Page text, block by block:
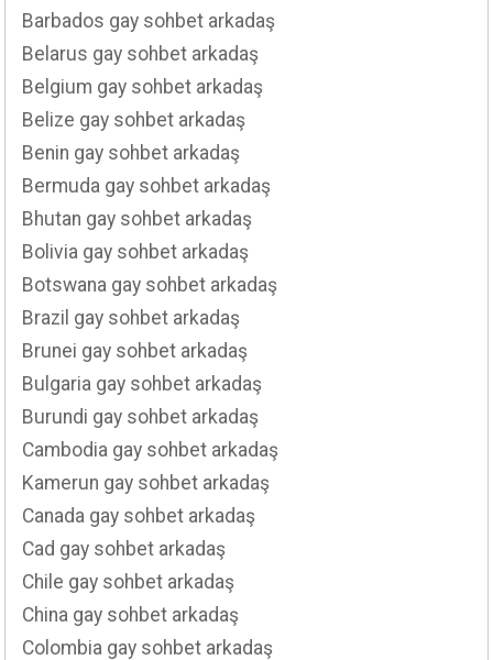
Barbados gay sohbet arkadaş
Belarus gay sohbet arkadaş
Belgium gay sohbet arkadaş
Belize gay sohbet arkadaş
Benin gay sohbet arkadaş
Bermuda gay sohbet arkadaş
Bhutan gay sohbet arkadaş
Bolivia gay sohbet arkadaş
Botswana gay sohbet arkadaş
Brazil gay sohbet arkadaş
Brunei gay sohbet arkadaş
Bulgaria gay sohbet arkadaş
Burundi gay sohbet arkadaş
Cambodia gay sohbet arkadaş
Kamerun gay sohbet arkadaş
Canada gay sohbet arkadaş
Cad gay sohbet arkadaş
Chile gay sohbet arkadaş
China gay sohbet arkadaş
Colombia gay sohbet arkadaş